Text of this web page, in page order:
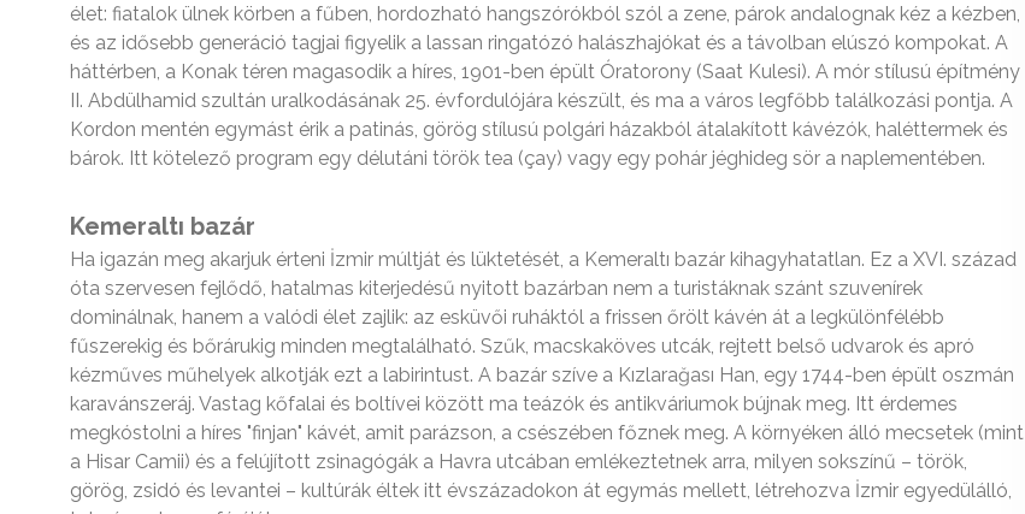
élet: fiatalok ülnek körben a fűben, hordozható hangszórókból szól a zene, párok andalognak kéz a kézben,
és az idősebb generáció tagjai figyelik a lassan ringatózó halászhajókat és a távolban elúszó kompokat. A
háttérben, a Konak téren magasodik a híres, 1901-ben épült Óratorony (Saat Kulesi). A mór stílusú építmény
II. Abdülhamid szultán uralkodásának 25. évfordulójára készült, és ma a város legfőbb találkozási pontja. A
Kordon mentén egymást érik a patinás, görög stílusú polgári házakból átalakított kávézók, haléttermek és
bárok. Itt kötelező program egy délutáni török tea (çay) vagy egy pohár jéghideg sör a naplementében.
Kemeraltı bazár
Ha igazán meg akarjuk érteni İzmir múltját és lüktetését, a Kemeraltı bazár kihagyhatatlan. Ez a XVI. század
óta szervesen fejlődő, hatalmas kiterjedésű nyitott bazárban nem a turistáknak szánt szuvenírek
dominálnak, hanem a valódi élet zajlik: az esküvői ruháktól a frissen őrölt kávén át a legkülönfélébb
fűszerekig és bőrárukig minden megtalálható. Szűk, macskaköves utcák, rejtett belső udvarok és apró
kézműves műhelyek alkotják ezt a labirintust. A bazár szíve a Kızlarağası Han, egy 1744-ben épült oszmán
karavánszeráj. Vastag kőfalai és boltívei között ma teázók és antikváriumok bújnak meg. Itt érdemes
megkóstolni a híres "finjan" kávét, amit parázson, a csészében főznek meg. A környéken álló mecsetek (mint
a Hisar Camii) és a felújított zsinagógák a Havra utcában emlékeztetnek arra, milyen sokszínű – török,
görög, zsidó és levantei – kultúrák éltek itt évszázadokon át egymás mellett, létrehozva İzmir egyedülálló,